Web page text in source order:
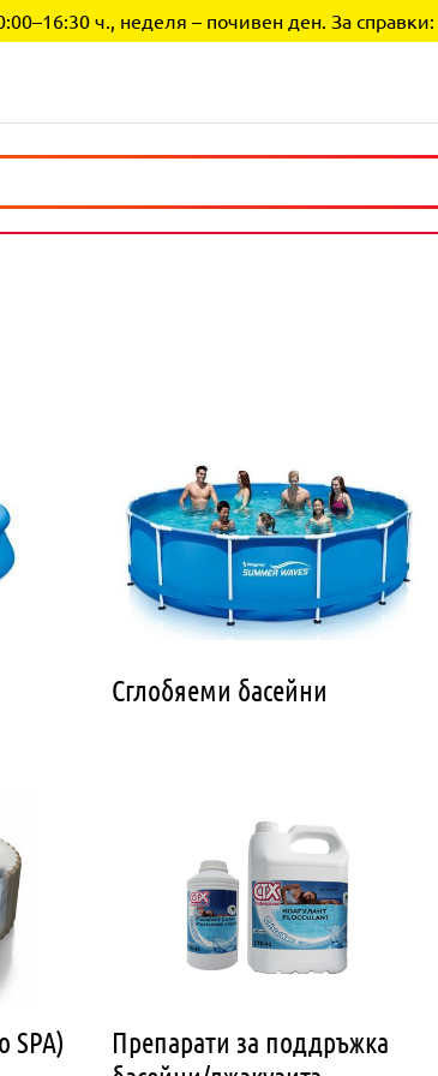
ч., неделя – почивен ден. За справки:
Сглобяеми басейни
SPA)
Препарати за поддръжка